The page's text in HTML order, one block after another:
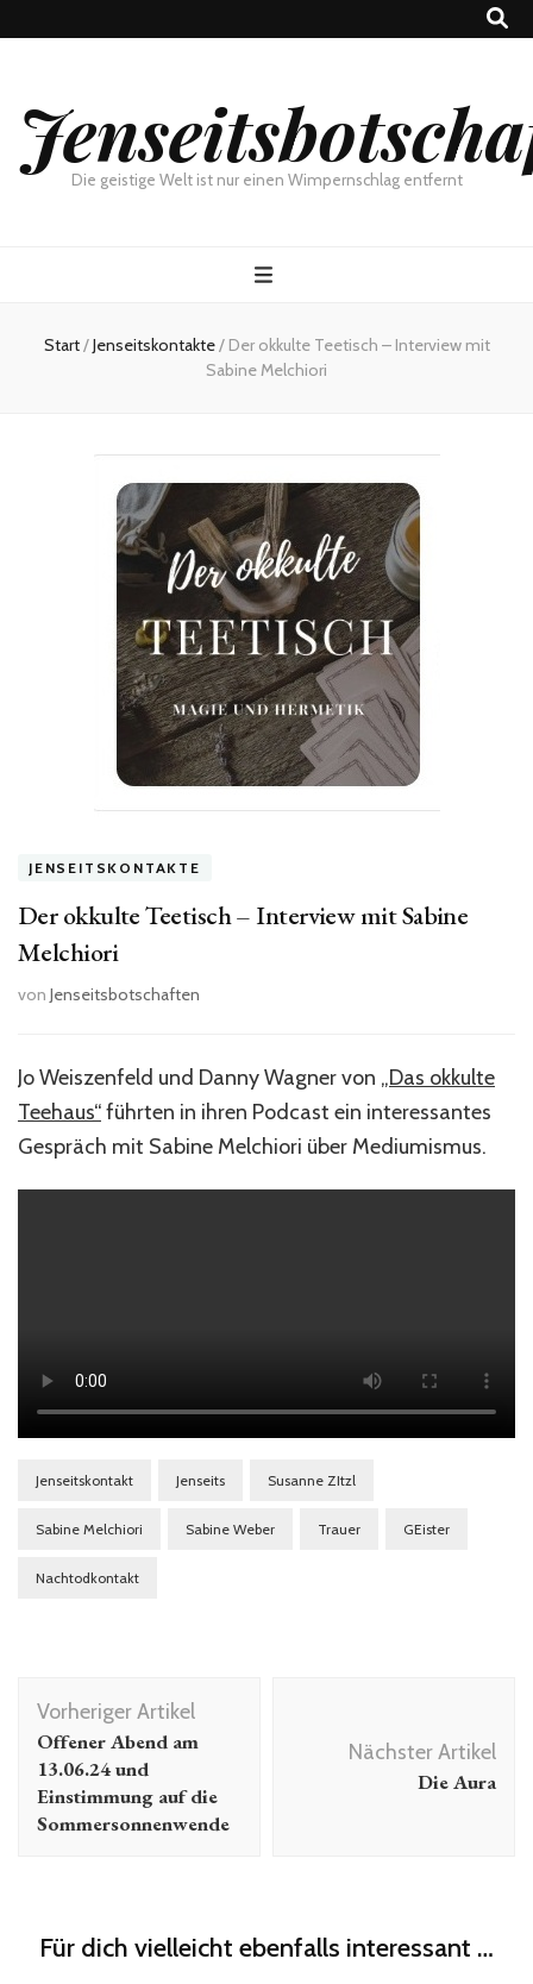
Die geistige Welt ist nur einen Wimpernschlag entfernt
Start/Jenseitskontakte/ Der okkulte Teetisch – Interview mit
Sabine Melchiori
JENSEITSKONTAKTE
Der okkulte Teetisch – Interview mit Sabine
Melchiori
von Jenseitsbotschaften
Jo Weiszenfeld und Danny Wagner von „Das okkulte
Teehaus“führten in ihren Podcast ein interessantes
Gespräch mit Sabine Melchiori über Mediumismus.
Jenseitskontakt Jenseits Susanne ZItzl
Sabine Melchiori Sabine Weber Trauer GEister
Nachtodkontakt
Beitragsnavigation
Vorheriger Artikel
Offener Abend am
13.06.24 und
Einstimmung auf die
Sommersonnenwende
Nächster Artikel
Die Aura
Für dich vielleicht ebenfalls interessant …